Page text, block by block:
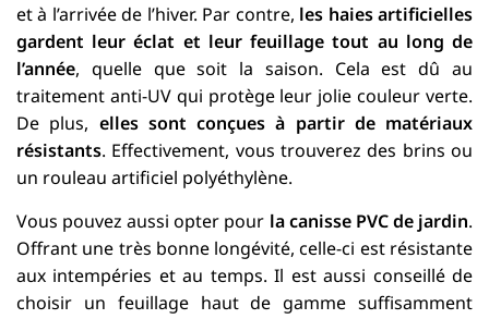
et à l’arrivée de l’hiver. Par contre, les haies artificielles
gardent leur éclat et leur feuillage tout au long de
l’année, quelle que soit la saison. Cela est dû au
traitement anti-UV qui protège leur jolie couleur verte.
De plus, elles sont conçues à partir de matériaux
résistants. Effectivement, vous trouverez des brins ou
un rouleau artificiel polyéthylène.
Vous pouvez aussi opter pour la canisse PVC de jardin.
Offrant une très bonne longévité, celle-ci est résistante
aux intempéries et au temps. Il est aussi conseillé de
choisir un feuillage haut de gamme suffisamment